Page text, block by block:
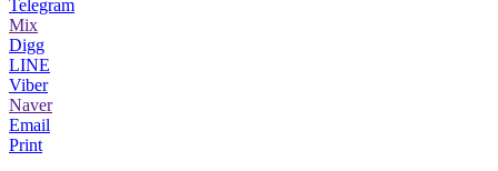
Telegram
Mix
Digg
LINE
Viber
Naver
Email
Print